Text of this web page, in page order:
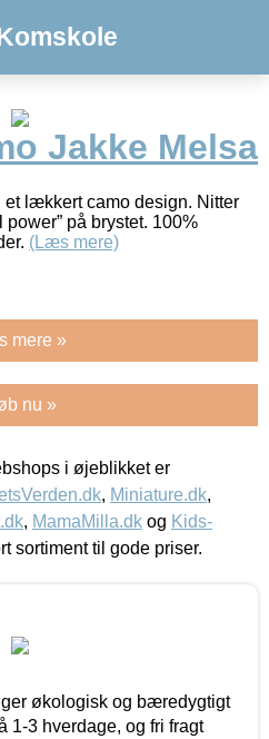
Jakke Melsa
et lækkert camo design. Nitter
på brystet. 100%
(Læs mere)
mere »
nu »
i øjeblikket er
, Miniature.dk,
, MamaMilla.dk og Kids-
sortiment til gode priser.
økologisk og bæredygtigt
1-3 hverdage, og fri fragt